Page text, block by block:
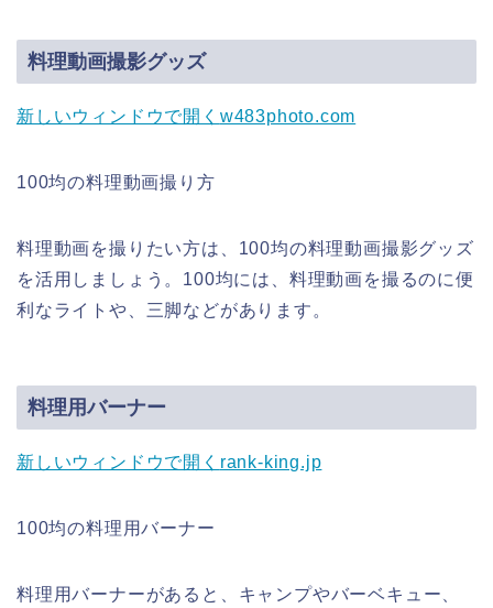
料理動画撮影グッズ
新しいウィンドウで開く w483photo.com
100均の料理動画撮り方
料理動画を撮りたい方は、100均の料理動画撮影グッズ
を活用しましょう。100均には、料理動画を撮るのに便
利なライトや、三脚などがあります。
料理用バーナー
新しいウィンドウで開く rank-king.jp
100均の料理用バーナー
料理用バーナーがあると、キャンプやバーベキュー、